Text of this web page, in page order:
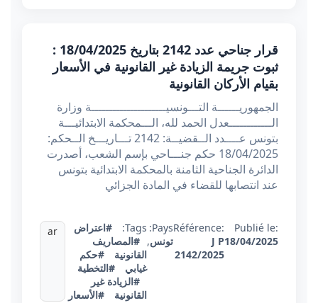
قرار جناحي عدد 2142 بتاريخ 18/04/2025 :
ثبوت جريمة الزيادة غير القانونية في الأسعار
بقيام الأركان القانونية
الجمهوريــــــة التـــونسيـــــــــــــــــــــة وزارة
الــــــــــــعدل الحمد لله، الـــمحكمة الابتدائيـــة
بتونس عــــدد الــقضيــة: 2142 تـــاريـــخ الــحكم:
18/04/2025 حكم جنـــاحي بإسم الشعب، أصدرت
الدائرة الجناحية الثامنة بالمحكمة الابتدائية بتونس
عند انتصابها للقضاء في المادة الجزائي
Publié le:
18/04/2025
Référence:
J P
2142/2025
Pays:
تونس,
Tags:
#اعتراض
#المصاريف
القانونية
#حكم
غيابي
#التخطية
#الزيادة غير
القانونية
#الأسعار
ar